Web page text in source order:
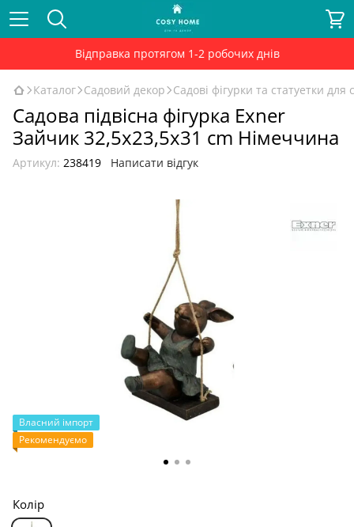
Відправка протягом 1-2 робочих днів
Каталог Садовий декор Садові фігурки та статуетки для
Садова підвісна фігурка Exner
Зайчик 32,5x23,5x31 cm Німеччина
Артикул: 238419 Написати відгук
Власний імпорт
Рекомендуємо
Колір